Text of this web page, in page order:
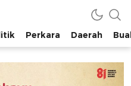
Perkara Daerah